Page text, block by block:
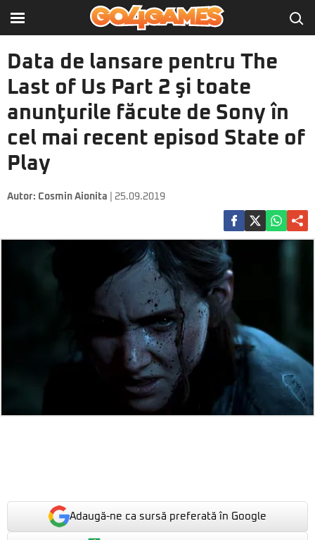
Data de lansare pentru The
Last of Us Part 2 şi toate
anunţurile făcute de Sony în
cel mai recent episod State of
Play
Autor: Cosmin Aionita | 25.09.2019
Adaugă-ne ca sursă preferată în Google